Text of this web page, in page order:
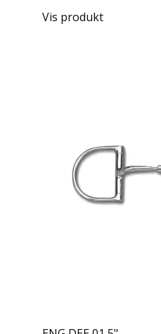
Vis produkt